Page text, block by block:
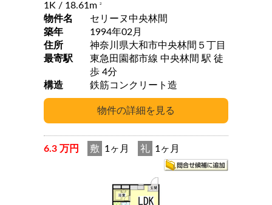
1K / 18.61m 2
物件名
セリーヌ中央林間
築年
1994年02月
住所
神奈川県大和市中央林間５丁目
最寄駅
東急田園都市線 中央林間 駅 徒
歩 4分
構造
鉄筋コンクリート造
6.3 万円 敷 1ヶ月 礼 1ヶ月